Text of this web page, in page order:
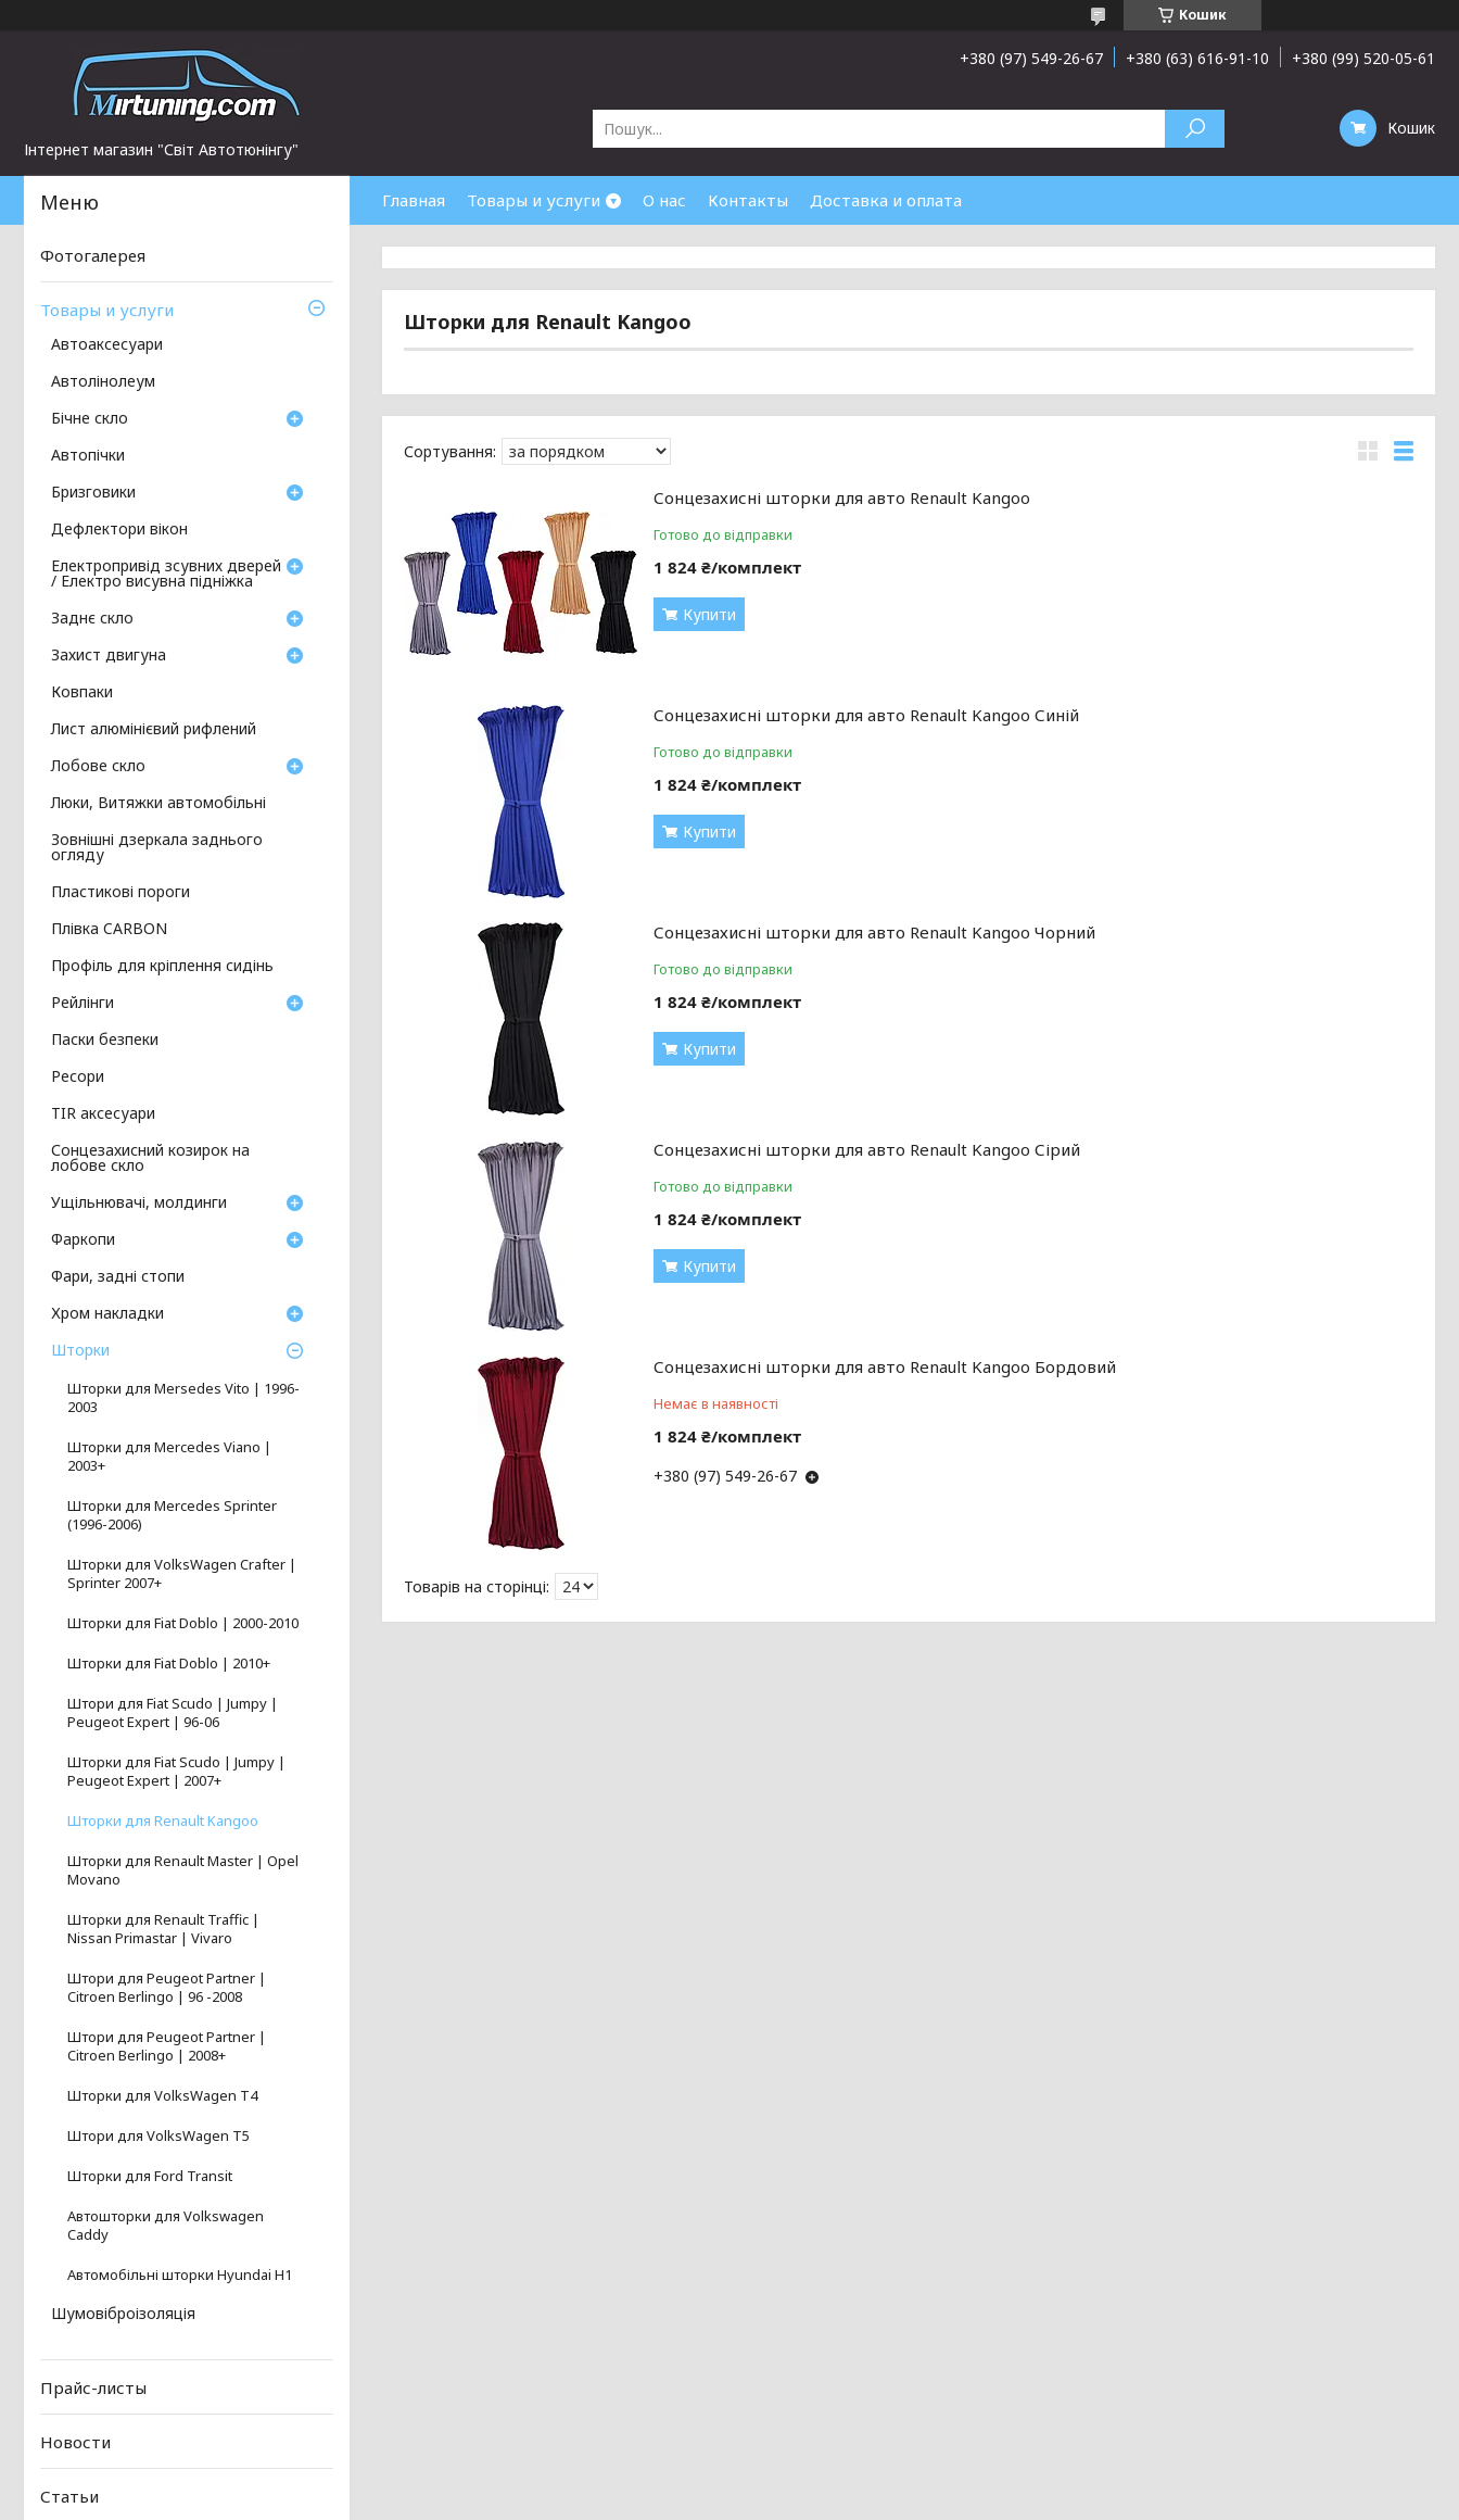
Кошик
Інтернет магазин "Світ Автотюнінгу"
+380 (97) 549-26-67 +380 (63) 616-91-10 +380 (99) 520-05-61
Кошик
Главная Товары и услуги О нас Контакты Доставка и оплата
Шторки для Renault Kangoo
Сонцезахисні шторки для авто Renault Kangoo
Готово до відправки
1 824 ₴/комплект
Купити
Сонцезахисні шторки для авто Renault Kangoo Синій
Готово до відправки
1 824 ₴/комплект
Купити
Сонцезахисні шторки для авто Renault Kangoo Чорний
Готово до відправки
1 824 ₴/комплект
Купити
Сонцезахисні шторки для авто Renault Kangoo Сірий
Готово до відправки
1 824 ₴/комплект
Купити
Сонцезахисні шторки для авто Renault Kangoo Бордовий
Немає в наявності
1 824 ₴/комплект
+380 (97) 549-26-67
Фотогалерея
Товары и услуги
Автоаксесуари
Автолінолеум
Бічне скло
Автопічки
Бризговики
Дефлектори вікон
Електропривід зсувних дверей
/ Електро висувна підніжка
Заднє скло
Захист двигуна
Ковпаки
Лист алюмінієвий рифлений
Лобове скло
Люки, Витяжки автомобільні
Зовнішні дзеркала заднього
огляду
Пластикові пороги
Плівка CARBON
Профіль для кріплення сидінь
Рейлінги
Паски безпеки
Ресори
TIR аксесуари
Сонцезахисний козирок на
лобове скло
Ущільнювачі, молдинги
Фаркопи
Фари, задні стопи
Хром накладки
Шторки
Шторки для Mersedes Vito | 1996-
2003
Шторки для Mercedes Viano |
2003+
Шторки для Mercedes Sprinter
(1996-2006)
Шторки для VolksWagen Crafter |
Sprinter 2007+
Шторки для Fiat Doblo | 2000-2010
Шторки для Fiat Doblo | 2010+
Штори для Fiat Scudo | Jumpy |
Peugeot Expert | 96-06
Шторки для Fiat Scudo | Jumpy |
Peugeot Expert | 2007+
Шторки для Renault Kangoo
Шторки для Renault Master | Opel
Movano
Шторки для Renault Traffic |
Nissan Primastar | Vivaro
Штори для Peugeot Partner |
Citroen Berlingo | 96 -2008
Штори для Peugeot Partner |
Citroen Berlingo | 2008+
Шторки для VolksWagen T4
Штори для VolksWagen T5
Шторки для Ford Transit
Автошторки для Volkswagen
Caddy
Автомобільні шторки Hyundai H1
Шумовіброізоляція
Прайс-листы
Новости
Статьи